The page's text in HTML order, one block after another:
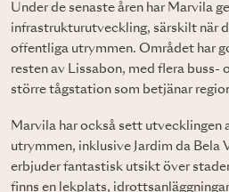
Under de senaste åren har Marvila
infrastrukturutveckling, särskilt när
offentliga utrymmen. Området har
resten av Lissabon, med flera buss-
större tågstation som betjänar
Marvila har också sett utvecklingen
utrymmen, inklusive Jardim da Bela
erbjuder fantastisk utsikt över
finns en lekplats,